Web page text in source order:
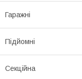
Гаражні
Підйомні
Секційна